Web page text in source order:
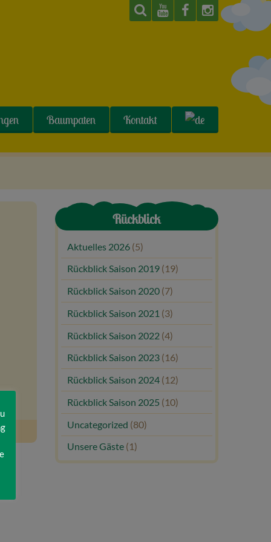
Baumpaten Kontakt
Rückblick
Aktuelles 2026 (5)
Rückblick Saison 2019 (19)
Rückblick Saison 2020 (7)
Rückblick Saison 2021 (3)
Rückblick Saison 2022 (4)
Rückblick Saison 2023 (16)
Rückblick Saison 2024 (12)
Rückblick Saison 2025 (10)
Uncategorized (80)
Unsere Gäste (1)